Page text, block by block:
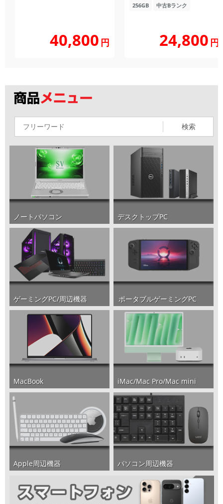
40,800円
256GB 中古Bランク
24,800円
検索
ノートパソコン デスクトップPC
ゲーミングPC/周辺機器 ポータブルゲーミングPC
MacBook iMac/Mac Pro/Mac mini
Apple周辺機器 パソコン周辺機器